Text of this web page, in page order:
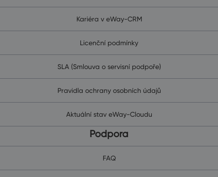
Kariéra v eWay-CRM
Licenční podmínky
SLA (Smlouva o servisní podpoře)
Pravidla ochrany osobních údajů
Aktuální stav eWay-Cloudu
Podpora
FAQ